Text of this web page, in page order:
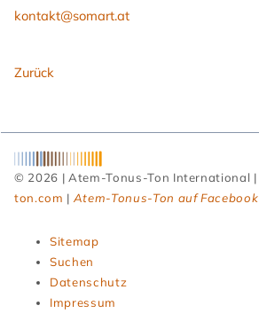
kontakt@somart.at
Zurück
© 2026 | Atem-Tonus-Ton International |
ton.com | Atem-Tonus-Ton auf Facebook
überspringen
Sitemap
Suchen
Datenschutz
Impressum